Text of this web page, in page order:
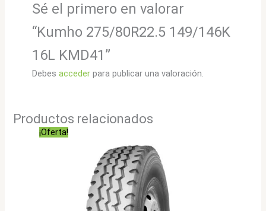
Sé el primero en valorar
“Kumho 275/80R22.5 149/146K
16L KMD41”
Debes accederpara publicar una valoración.
Productos relacionados
¡Oferta!